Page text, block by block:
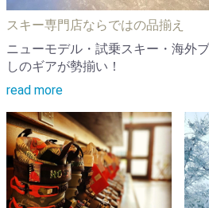
スキー専門店ならではの品揃え
ニューモデル・試乗スキー・海外
しのギアが勢揃い！
read more